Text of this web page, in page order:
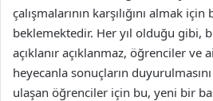
çalışmalarının karşılığını almak
beklemektedir. Her yıl olduğu gibi,
açıklanır açıklanmaz, öğrenciler ve
heyecanla sonuçların
ulaşan öğrenciler için bu, yeni bir